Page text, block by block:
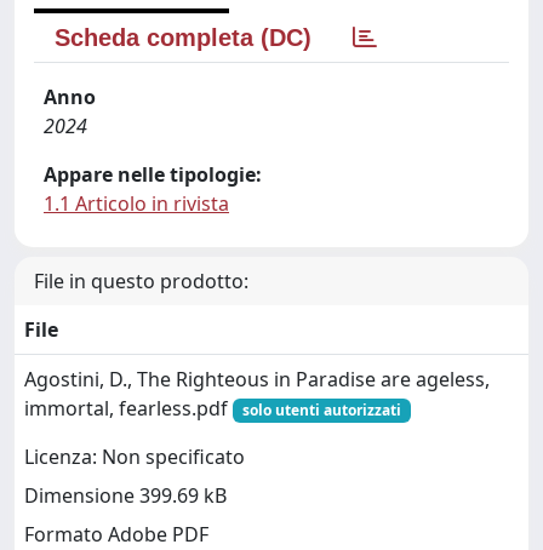
Scheda completa (DC)
Anno
2024
Appare nelle tipologie:
1.1 Articolo in rivista
File in questo prodotto:
File
Agostini, D., The Righteous in Paradise are ageless,
immortal, fearless.pdf
solo utenti autorizzati
Licenza: Non specificato
Dimensione 399.69 kB
Formato Adobe PDF